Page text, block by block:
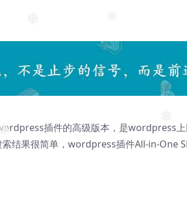
❅
❅
❅
插件的高级版本，是wordpress
结果很简单，wordpress插件All-in-One